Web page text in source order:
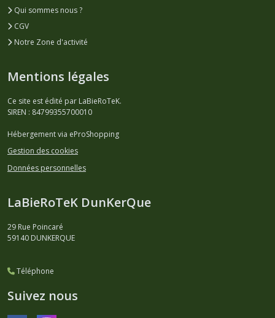
Qui sommes nous ?
CGV
Notre Zone d'activité
Mentions légales
Ce site est édité par LaBieRoTeK.
SIREN : 84799355700010
Hébergement via eProShopping
Gestion des cookies
Données personnelles
LaBieRoTeK DunKerQue
29 Rue Poincaré
59140 DUNKERQUE
Téléphone
Suivez nous